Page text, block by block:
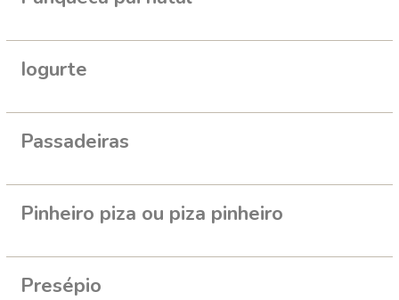
Iogurte
Passadeiras
Pinheiro piza ou piza pinheiro
Presépio